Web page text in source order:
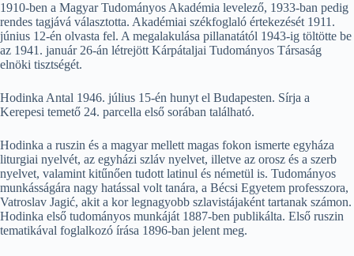
1910-ben a Magyar Tudományos Akadémia levelező, 1933-ban pedig
rendes tagjává választotta. Akadémiai székfoglaló értekezését 1911.
június 12-én olvasta fel. A megalakulása pillanatától 1943-ig töltötte be
az 1941. január 26-án létrejött Kárpátaljai Tudományos Társaság
elnöki tisztségét.
Hodinka Antal 1946. július 15-én hunyt el Budapesten. Sírja a
Kerepesi temető 24. parcella első sorában található.
Hodinka a ruszin és a magyar mellett magas fokon ismerte egyháza
liturgiai nyelvét, az egyházi szláv nyelvet, illetve az orosz és a szerb
nyelvet, valamint kitűnően tudott latinul és németül is. Tudományos
munkásságára nagy hatással volt tanára, a Bécsi Egyetem professzora,
Vatroslav Jagić, akit a kor legnagyobb szlavistájaként tartanak számon.
Hodinka első tudományos munkáját 1887-ben publikálta. Első ruszin
tematikával foglalkozó írása 1896-ban jelent meg.